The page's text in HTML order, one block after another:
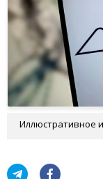
Иллюстративное